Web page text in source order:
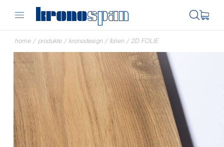
home / produkte / kronodesign / folien /2D FOLIE